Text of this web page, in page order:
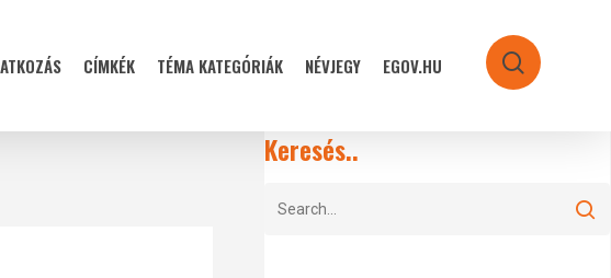
CÍMKÉK TÉMA KATEGÓRIÁK NÉVJEGY EGOV.HU search
Keresés..